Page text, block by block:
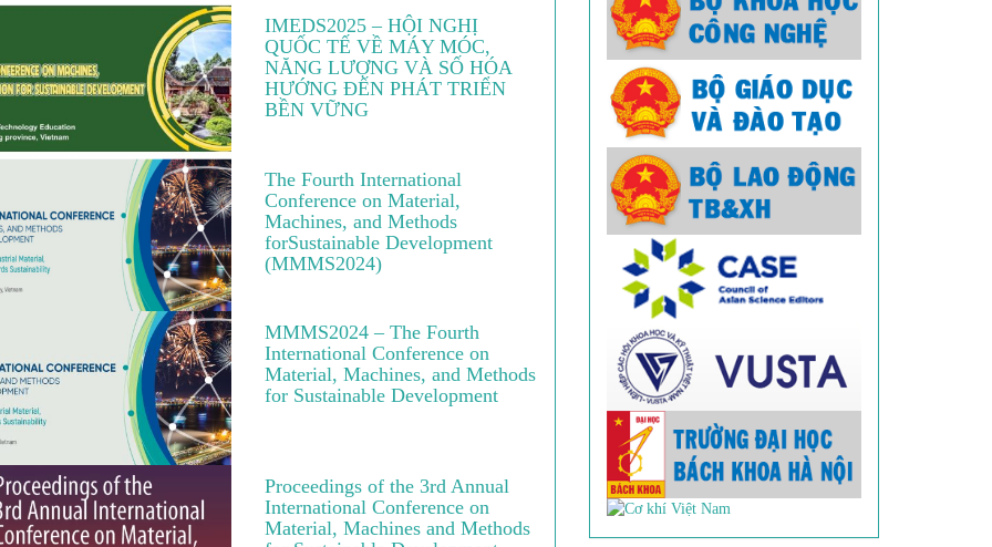
IMEDS2025 – HỘI NGHỊ
QUỐC TẾ VỀ MÁY MÓC,
NĂNG LƯỢNG VÀ SỐ HÓA
HƯỚNG ĐẾN PHÁT TRIỂN
BỀN VỮNG
The Fourth International
Conference on Material,
Machines, and Methods
forSustainable Development
(MMMS2024)
MMMS2024 – The Fourth
International Conference on
Material, Machines, and Methods
for Sustainable Development
Proceedings of the 3rd Annual
International Conference on
Material, Machines and Methods